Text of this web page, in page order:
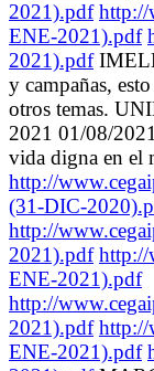
2021).pdf
ENE-2021).pdf
2021).pdf
y campañas,
otros temas.
2021 01/08/
vida digna en el
http://
(31-DIC-
http://
2021).pdf
ENE-2021).pdf
http://
2021).pdf
ENE-2021).pdf